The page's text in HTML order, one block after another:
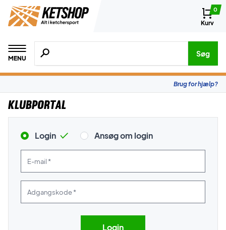
0
Kurv
MENU
Søg efter produkter, mærker etc.
Søg
Brug for hjælp?
Klubportal
Login Ansøg om login